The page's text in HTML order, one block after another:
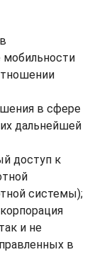
мобильности
в сфере
дальнейшей
доступ к
системы);
и не
в